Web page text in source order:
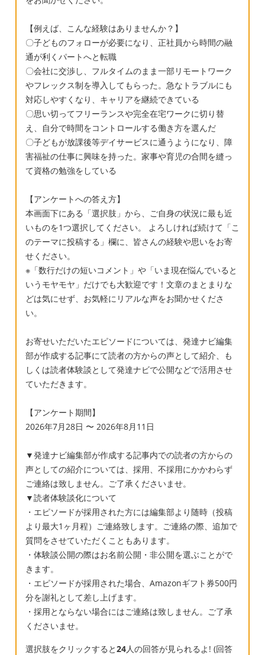
【例えば、こんな経験はありませんか？】
〇子どものフォローが必要になり、正社員から時間の融
通が利くパートへと転職
〇会社に交渉し、フルタイムのまま一部リモートワーク
やフレックス制を導入してもらった。急なトラブルにも
対応しやすくなり、キャリアを継続できている
〇思い切ってフリーランスや完全在宅ワークに切り替
え、自分で時間をコントロールする働き方を選んだ
〇子どもが放課後等デイサービスに通うようになり、障
害福祉の仕事に興味を持った。家事や育児の合間を縫っ
て資格の勉強をしている
【アンケートへの答え方】
本画面下にある「選択肢」から、ご自身の状況に最も近
いものを1つ選択してください。 よろしければ続けて「こ
のテーマに投稿する」欄に、皆さんの経験や思いをお寄
せください。
※「数行だけの短いコメント」や「いま現在悩んでいると
いうモヤモヤ」だけでも大歓迎です！文章のまとまりな
どは気にせず、お気軽にリアルな声をお聞かせくださ
い。
お寄せいただいたエピソードについては、発達ナビ編集
部が作成する記事にて読者の方からの声として紹介、も
しくは読者体験談として発達ナビで公開などで活用させ
ていただきます。
【アンケート期間】
2026年7月28日 〜 2026年8月11日
▼発達ナビ編集部が作成する記事内での読者の方からの
声としての紹介については、採用、不採用にかかわらず
ご連絡は致しません。ご了承くださいませ。
▼読者体験談化について
・エピソードが採用された方には編集部より随時（投稿
より最大1ヶ月程）ご連絡致します。ご連絡の際、追加で
質問をさせていただくこともあります。
・体験談公開の際はお名前公開・非公開を選ぶことがで
きます。
・エピソードが採用された場合、Amazonギフト券500円
分を謝礼として差し上げます。
・採用とならない場合にはご連絡は致しません。ご了承
くださいませ。
選択肢をクリックすると24人の回答が見られるよ! (回答